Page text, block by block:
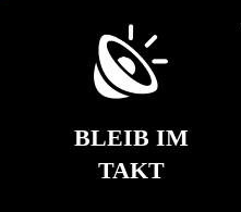
BLEIB IM
TAKT